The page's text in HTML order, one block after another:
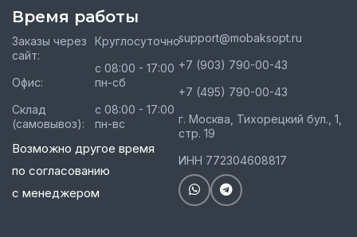
Время работы
Заказы через
сайт:
Офис:
Склад
(самовывоз):
Круглосуточно
с 08:00 - 17:00
пн-сб
с 08:00 - 17:00
пн-вс
Возможно другое время
по согласованию
с менеджером
support@mobaksopt.ru
+7 (903) 790-00-43
+7 (495) 790-00-43
г. Москва, Тихорецкий бул., 1,
стр. 19
ИНН 772304608817